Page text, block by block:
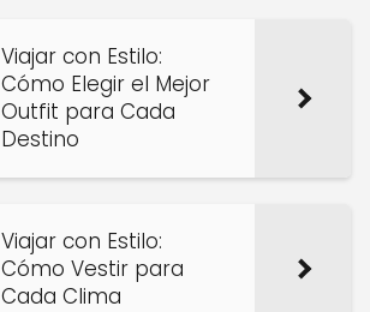
Viajar con Estilo:
Cómo Elegir el Mejor
Outfit para Cada
Destino
Viajar con Estilo:
Cómo Vestir para
Cada Clima